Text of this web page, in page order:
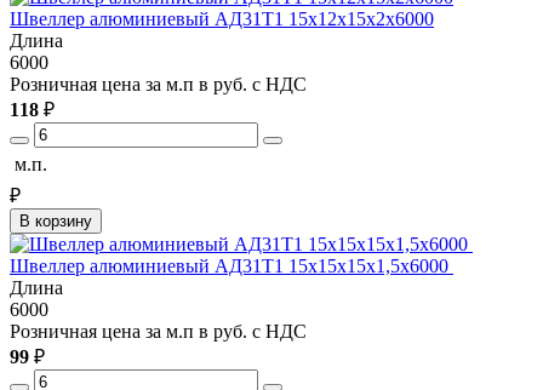
Швеллер алюминиевый АД31Т1 15х12х15х2х6000
Длина
6000
Розничная цена за м.п в руб. с НДС
118 ₽
м.п.
₽
В корзину
Швеллер алюминиевый АД31Т1 15х15х15х1,5х6000
Длина
6000
Розничная цена за м.п в руб. с НДС
99 ₽